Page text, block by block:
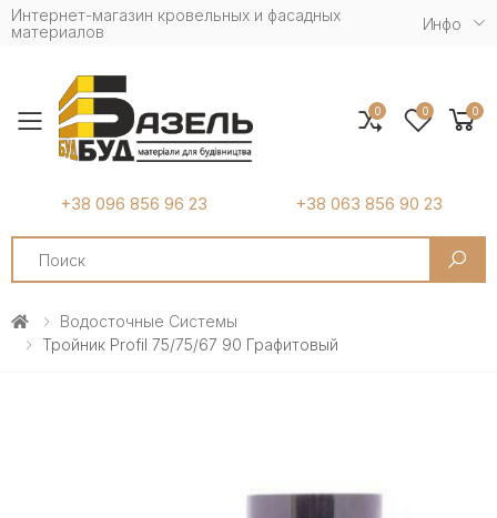
Интернет-магазин кровельных и фасадных
материалов
Инфо
Toggle mobile menu
+38 096 856 96 23 +38 063 856 90 23
Search
0 0 0
Водосточные Системы
Тройник Profil 75/75/67 90 Графитовый